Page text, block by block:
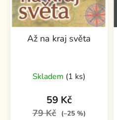
Až na kraj světa
Skladem (1 ks)
59 Kč
79 Kč (–25 %)